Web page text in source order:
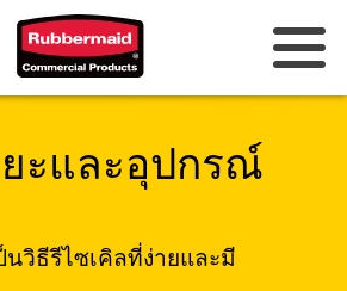
ะและอุปกรณ์
วิธีรีไซเคิลที่ง่ายและมี